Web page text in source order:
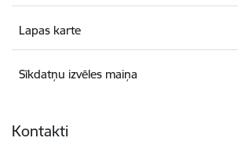
Lapas karte
Sīkdatņu izvēles maiņa
Kontakti